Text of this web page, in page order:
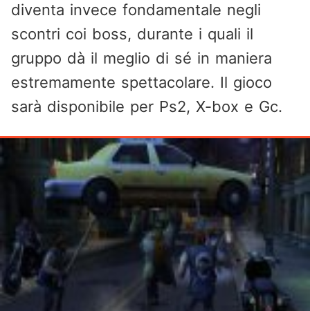
diventa invece fondamentale negli
scontri coi boss, durante i quali il
gruppo dà il meglio di sé in maniera
estremamente spettacolare. Il gioco
sarà disponibile per Ps2, X-box e Gc.